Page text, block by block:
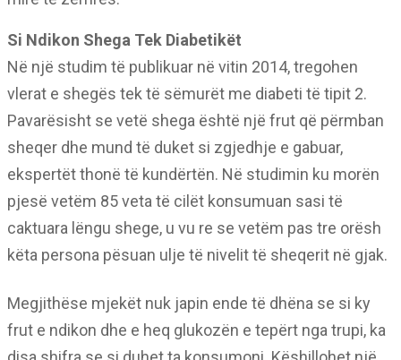
Si Ndikon Shega Tek Diabetikët
Në një studim të publikuar në vitin 2014, tregohen
vlerat e shegës tek të sëmurët me diabeti të tipit 2.
Pavarësisht se vetë shega është një frut që përmban
sheqer dhe mund të duket si zgjedhje e gabuar,
ekspertët thonë të kundërtën. Në studimin ku morën
pjesë vetëm 85 veta të cilët konsumuan sasi të
caktuara lëngu shege, u vu re se vetëm pas tre orësh
këta persona pësuan ulje të nivelit të sheqerit në gjak.
Megjithëse mjekët nuk japin ende të dhëna se si ky
frut e ndikon dhe e heq glukozën e tepërt nga trupi, ka